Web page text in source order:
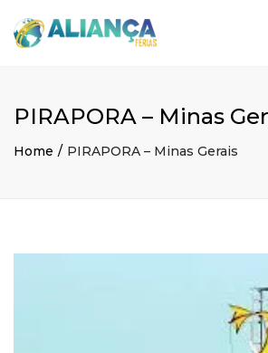
PIRAPORA – Minas
Home PIRAPORA – Minas Gerais